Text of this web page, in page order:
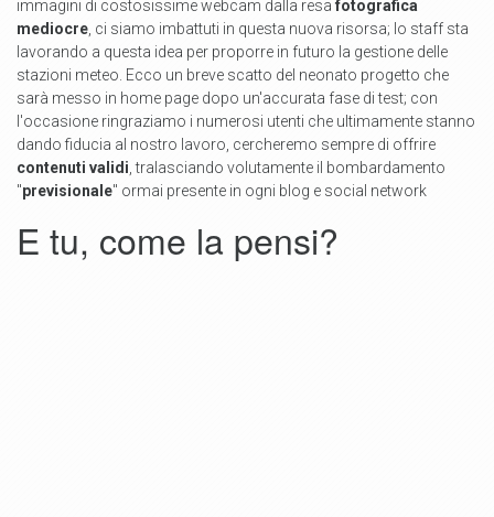
immagini di costosissime webcam dalla resa fotografica
mediocre , ci siamo imbattuti in questa nuova risorsa; lo staff sta
lavorando a questa idea per proporre in futuro la gestione delle
stazioni meteo. Ecco un breve scatto del neonato progetto che
sarà messo in home page dopo un'accurata fase di test; con
l'occasione ringraziamo i numerosi utenti che ultimamente stanno
dando fiducia al nostro lavoro, cercheremo sempre di offrire
contenuti validi , tralasciando volutamente il bombardamento
"previsionale" ormai presente in ogni blog e social network
E tu, come la pensi?